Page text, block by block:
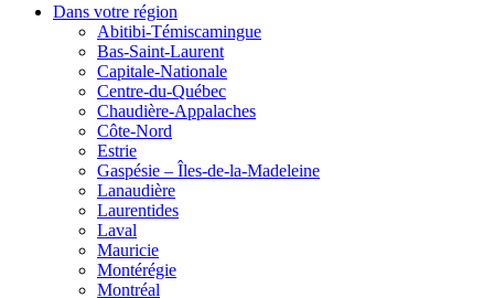
Dans votre région
Abitibi-Témiscamingue
Bas-Saint-Laurent
Capitale-Nationale
Centre-du-Québec
Chaudière-Appalaches
Côte-Nord
Estrie
Gaspésie – Îles-de-la-Madeleine
Lanaudière
Laurentides
Laval
Mauricie
Montérégie
Montréal